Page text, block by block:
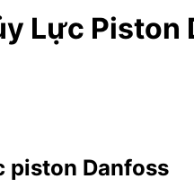
Lực Piston
piston Danfoss